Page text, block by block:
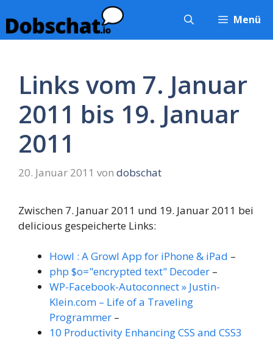
Inhalt
springen
Menü
Links vom 7. Januar
2011 bis 19. Januar
2011
20. Januar 2011 von dobschat
Zwischen 7. Januar 2011 und 19. Januar 2011 bei
delicious gespeicherte Links:
Howl : A Growl App for iPhone & iPad –
php $o="encrypted text" Decoder –
WP-Facebook-Autoconnect » Justin-
Klein.com – Life of a Traveling
Programmer –
10 Productivity Enhancing CSS and CSS3